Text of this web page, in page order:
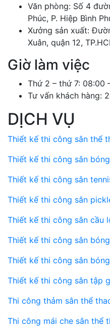
Văn phòng: Số 4
Phúc, P. Hiệp Bình
Xưởng sản xuất:
Xuân, quận 12,
Giờ làm việc
Thứ 2 – thứ 7: 08:00
Tư vấn khách hàng:
DỊCH VỤ
Thiết kế thi công sân thể
Thiết kế thi công sân
Thiết kế thi công sân
Thiết kế thi công sân
Thiết kế thi công sân cầu
Thiết kế thi công sân
Thiết kế thi công sân
Thiết kế thi công sân tập
Thi công thảm sân thể
Thi công mái che sân thể